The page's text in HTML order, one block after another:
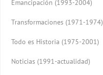
Emancipación (1993-2004)
Transformaciones (1971-1974)
Todo es Historia (1975-2001)
Noticias (1991-actualidad)